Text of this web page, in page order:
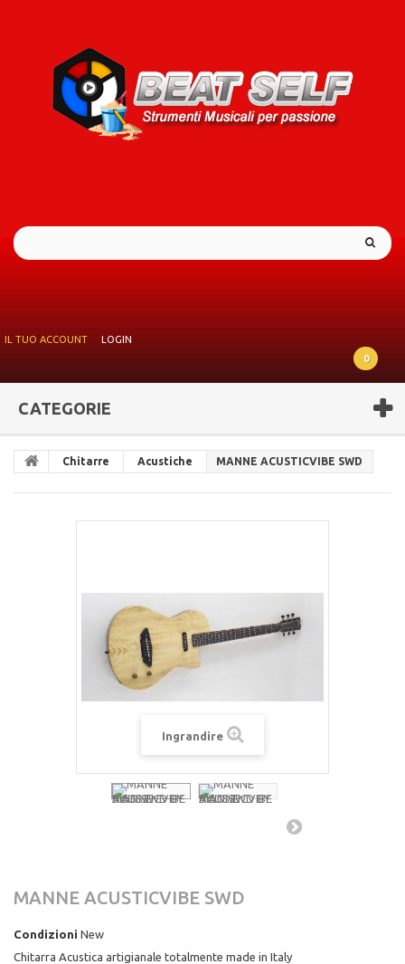
IL TUO ACCOUNT
LOGIN
0
CATEGORIE
Chitarre Acustiche MANNE ACUSTICVIBE SWD
Ingrandire
MANNE ACUSTICVIBE SWD
Condizioni New
Chitarra Acustica artigianale totalmente made in Italy